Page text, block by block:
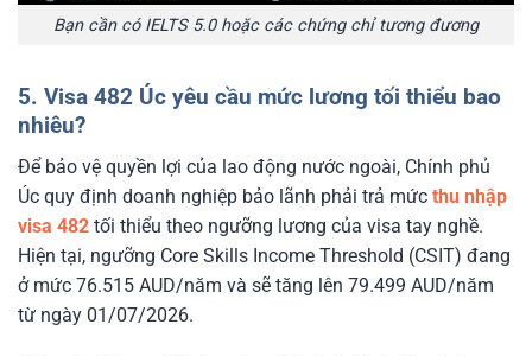
Bạn cần có IELTS 5.0 hoặc các chứng chỉ tương đương
5. Visa 482 Úc yêu cầu mức lương tối thiểu bao
nhiêu?
Để bảo vệ quyền lợi của lao động nước ngoài, Chính phủ
Úc quy định doanh nghiệp bảo lãnh phải trả mức thu nhập
visa 482 tối thiểu theo ngưỡng lương của visa tay nghề.
Hiện tại, ngưỡng Core Skills Income Threshold (CSIT) đang
ở mức 76.515 AUD/năm và sẽ tăng lên 79.499 AUD/năm
từ ngày 01/07/2026.